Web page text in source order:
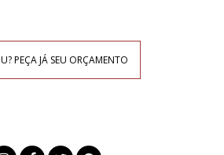
PEÇA JÁ SEU ORÇAMENTO